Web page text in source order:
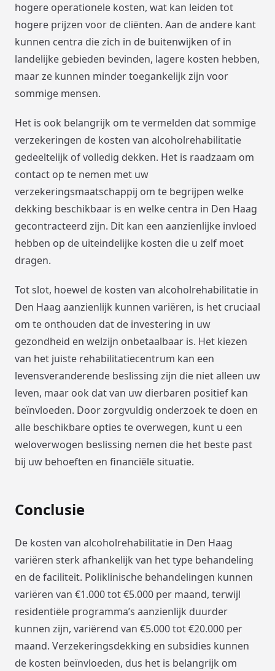
hogere operationele kosten, wat kan leiden tot
hogere prijzen voor de cliënten. Aan de andere kant
kunnen centra die zich in de buitenwijken of in
landelijke gebieden bevinden, lagere kosten hebben,
maar ze kunnen minder toegankelijk zijn voor
sommige mensen.
Het is ook belangrijk om te vermelden dat sommige
verzekeringen de kosten van alcoholrehabilitatie
gedeeltelijk of volledig dekken. Het is raadzaam om
contact op te nemen met uw
verzekeringsmaatschappij om te begrijpen welke
dekking beschikbaar is en welke centra in Den Haag
gecontracteerd zijn. Dit kan een aanzienlijke invloed
hebben op de uiteindelijke kosten die u zelf moet
dragen.
Tot slot, hoewel de kosten van alcoholrehabilitatie in
Den Haag aanzienlijk kunnen variëren, is het cruciaal
om te onthouden dat de investering in uw
gezondheid en welzijn onbetaalbaar is. Het kiezen
van het juiste rehabilitatiecentrum kan een
levensveranderende beslissing zijn die niet alleen uw
leven, maar ook dat van uw dierbaren positief kan
beïnvloeden. Door zorgvuldig onderzoek te doen en
alle beschikbare opties te overwegen, kunt u een
weloverwogen beslissing nemen die het beste past
bij uw behoeften en financiële situatie.
Conclusie
De kosten van alcoholrehabilitatie in Den Haag
variëren sterk afhankelijk van het type behandeling
en de faciliteit. Poliklinische behandelingen kunnen
variëren van €1.000 tot €5.000 per maand, terwijl
residentiële programma’s aanzienlijk duurder
kunnen zijn, variërend van €5.000 tot €20.000 per
maand. Verzekeringsdekking en subsidies kunnen
de kosten beïnvloeden, dus het is belangrijk om